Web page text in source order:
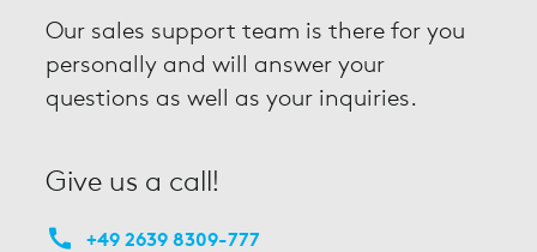
Our sales support team is there for you
personally and will answer your
questions as well as your inquiries.
Give us a call!
+49 2639 8309-777